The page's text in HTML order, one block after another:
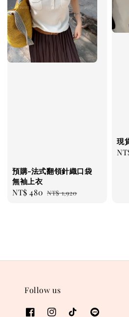
預購-法式翻領針織口袋
無袖上衣
Sale
NT$ 480 Regular
NT$ 1,920
現
Follow us